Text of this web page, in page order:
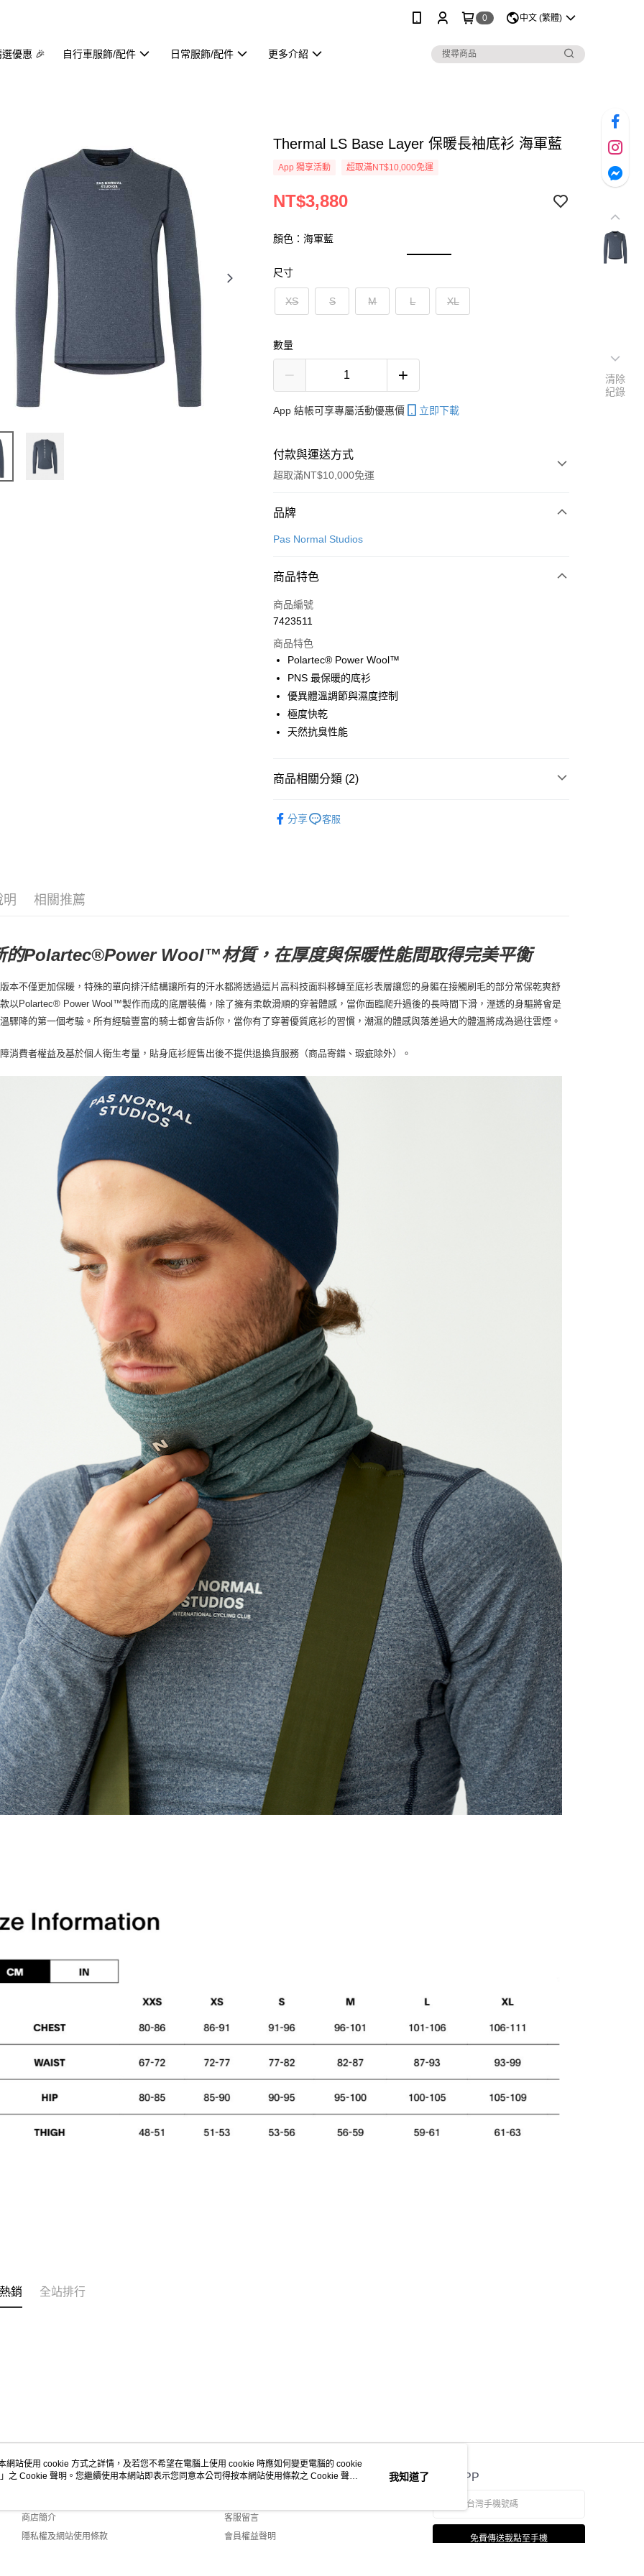
0 中文 (繁體)
選優惠 🎉 自行車服飾/配件 日常服飾/配件 更多介紹
Thermal LS Base Layer 保暖長袖底衫 海軍藍
App 獨享活動 超取滿NT$10,000免運
NT$3,880
顏色：海軍藍
尺寸
XS S M L XL
數量
App 結帳可享專屬活動優惠價 立即下載
付款與運送方式
超取滿NT$10,000免運
付款方式
信用卡一次付款
Apple Pay
Google Pay
運送方式
全家店到店
每筆NT$80，滿NT$10,000(含以上)免運費
每筆NT$80，滿NT$10,000(含以上)免運費
品牌
Pas Normal Studios
商品特色
商品編號
7423511
商品特色
Polartec® Power Wool™
PNS 最保暖的底衫
優異體溫調節與濕度控制
極度快乾
天然抗臭性能
商品相關分類 (2)
分享 客服
明 相關推薦
的Polartec®Power Wool™材質，在厚度與保暖性能間取得完美平衡
本不僅更加保暖，特殊的單向排汗結構讓所有的汗水都將透過這片高科技面料移轉至底衫表層讓您的身軀在接觸刷毛的部分常保乾爽舒
以Polartec® Power Wool™製作而成的底層裝備，除了擁有柔軟滑順的穿著體感，當你面臨爬升過後的長時間下滑，溼透的身驅將會是
驟降的第一個考驗。所有經驗豐富的騎士都會告訴你，當你有了穿著優質底衫的習慣，潮濕的體感與落差過大的體溫將成為過往雲煙。
消費者權益及基於個人衛生考量，貼身底衫經售出後不提供退換貨服務（商品寄錯、瑕疵除外）。
銷 全站排行
關於我們
商店簡介
隱私權及網站使用條款
客服資訊
客服留言
會員權益聲明
官方APP
免費傳送載點至手機
清除
紀錄
網站使用 cookie 方式之詳情，及若您不希望在電腦上使用 cookie 時應如何變更電腦的 cookie
」之 Cookie 聲明。您繼續使用本網站即表示您同意本公司得按本網站使用條款之 Cookie 聲明
我知道了